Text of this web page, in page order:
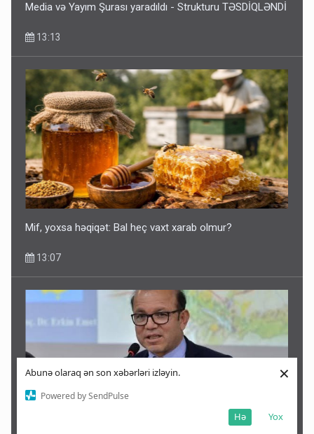
Abunə olaraq ən son xəbərləri izləyin.
Powered by SendPulse
Yox
Hə
×
Media və Yayım Şurası yaradıldı - Strukturu TƏSDİQLƏNDİ
13:13
Mif, yoxsa həqiqət: Bal heç vaxt xarab olmur?
13:07